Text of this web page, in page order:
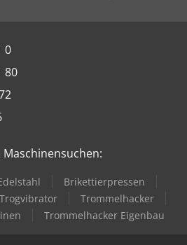
0
80
Maschinensuchen:
Brikettierpressen
Trogvibrator
Trommelhacker
Trommelhacker Eigenbau